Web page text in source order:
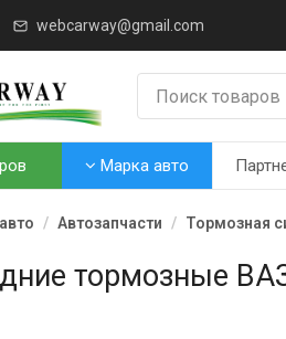
webcarway@gmail.com
Марка авто
Автозапчасти Тормозная
тормозные